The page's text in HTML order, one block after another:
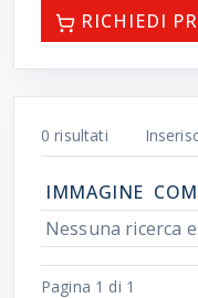
RICHIEDI
0 risultati
IMMAGINE
Nessuna ricerca
Pagina 1 di 1